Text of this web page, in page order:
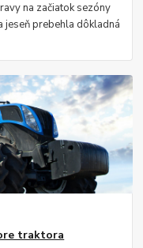
na začiatok sezóny
jeseň prebehla dôkladná
traktora